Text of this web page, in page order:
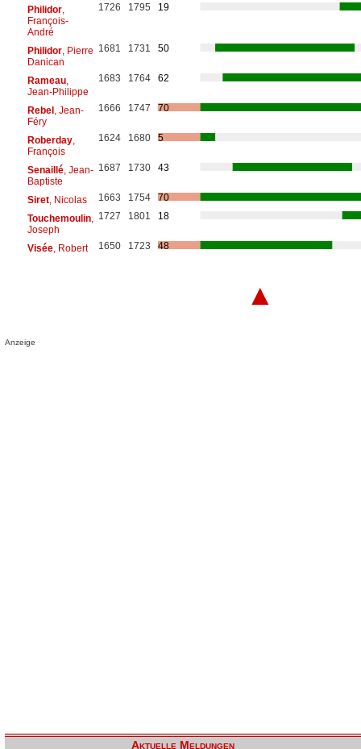
Philidor,
François-
André
1726 1795 19
Philidor, Pierre
Danican
1681 1731 50
Rameau,
Jean-Philippe
1683 1764 62
Rebel, Jean-
Féry
1666 1747 70
Roberday,
François
1624 1680 5
Senaillé, Jean-
Baptiste
1687 1730 43
Siret, Nicolas 1663 1754
70
Touchemoulin,
Joseph
1727 1801 18
Visée, Robert 1650 1723 48
▲
Anzeige
Aktuelle Meldungen